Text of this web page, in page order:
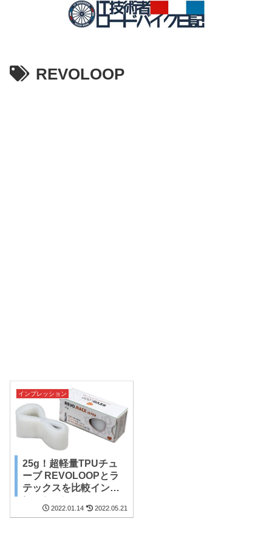
REVOLOOP
インプレッション
25g！超軽量TPUチュ
ーブ REVOLOOPとラ
テックスを比較インプ
レッション
2022.01.14 2022.05.21